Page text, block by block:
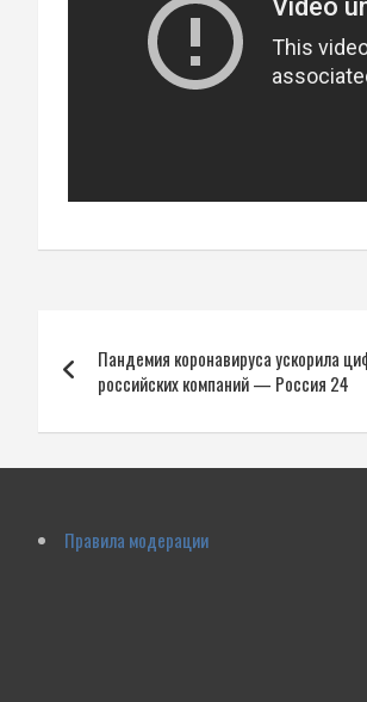
по
записям
Пандемия коронавируса ускорила
российских компаний — Россия 24
Правила модерации